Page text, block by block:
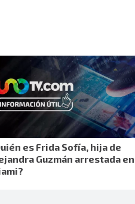
es Frida Sofía, hija de
Guzmán arrestada en